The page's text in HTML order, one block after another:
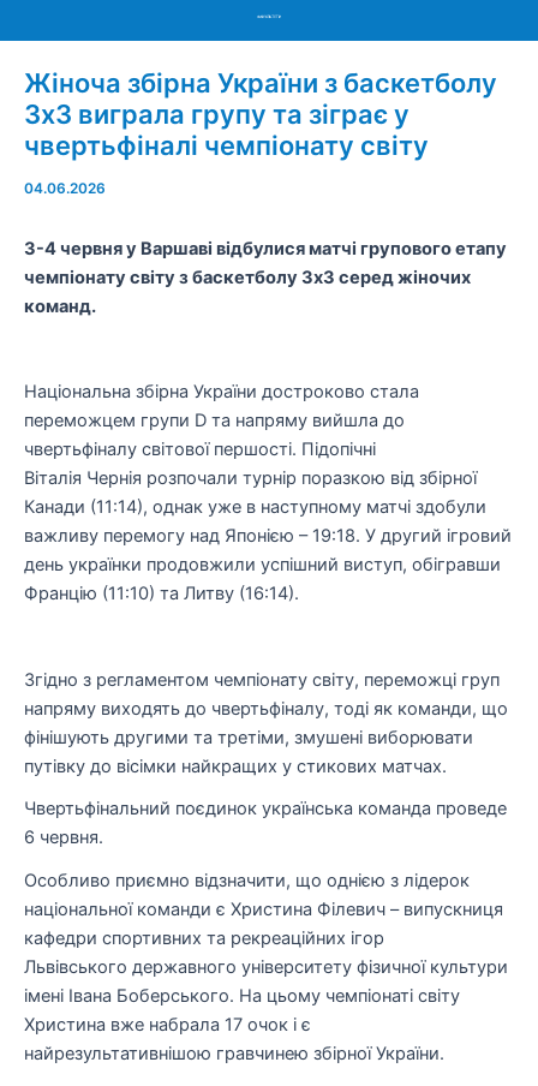
Menu
Жіноча збірна України з баскетболу
3х3 виграла групу та зіграє у
чвертьфіналі чемпіонату світу
04.06.2026
3-4 червня у Варшаві відбулися матчі групового етапу
чемпіонату світу з баскетболу 3х3 серед жіночих
команд.
Національна збірна України достроково стала
переможцем групи D та напряму вийшла до
чвертьфіналу світової першості. Підопічні
Віталія Чернія розпочали турнір поразкою від збірної
Канади (11:14), однак уже в наступному матчі здобули
важливу перемогу над Японією – 19:18. У другий ігровий
день українки продовжили успішний виступ, обігравши
Францію (11:10) та Литву (16:14).
Згідно з регламентом чемпіонату світу, переможці груп
напряму виходять до чвертьфіналу, тоді як команди, що
фінішують другими та третіми, змушені виборювати
путівку до вісімки найкращих у стикових матчах.
Чвертьфінальний поєдинок українська команда проведе
6 червня.
Особливо приємно відзначити, що однією з лідерок
національної команди є Христина Філевич – випускниця
кафедри спортивних та рекреаційних ігор
Львівського державного університету фізичної культури
імені Івана Боберського. На цьому чемпіонаті світу
Христина вже набрала 17 очок і є
найрезультативнішою гравчинею збірної України.